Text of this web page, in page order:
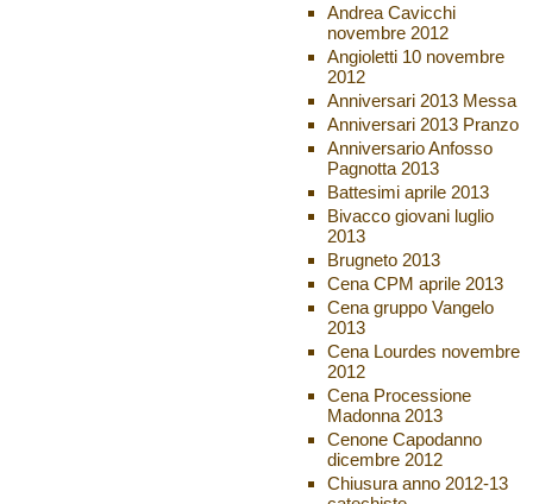
Andrea Cavicchi
novembre 2012
Angioletti 10 novembre
2012
Anniversari 2013 Messa
Anniversari 2013 Pranzo
Anniversario Anfosso
Pagnotta 2013
Battesimi aprile 2013
Bivacco giovani luglio
2013
Brugneto 2013
Cena CPM aprile 2013
Cena gruppo Vangelo
2013
Cena Lourdes novembre
2012
Cena Processione
Madonna 2013
Cenone Capodanno
dicembre 2012
Chiusura anno 2012-13